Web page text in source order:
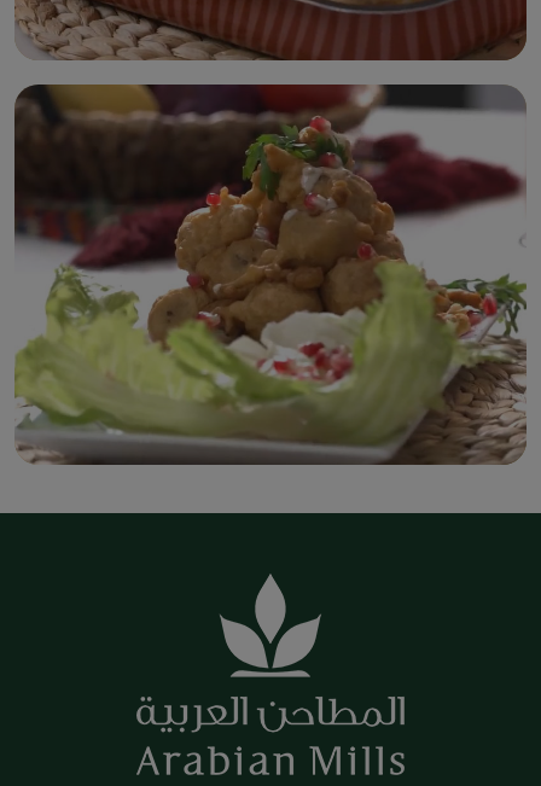
خبزة الفوكاتشيا